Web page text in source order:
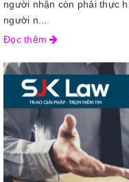
người nhận còn phải thực
người n...
Đọc thêm